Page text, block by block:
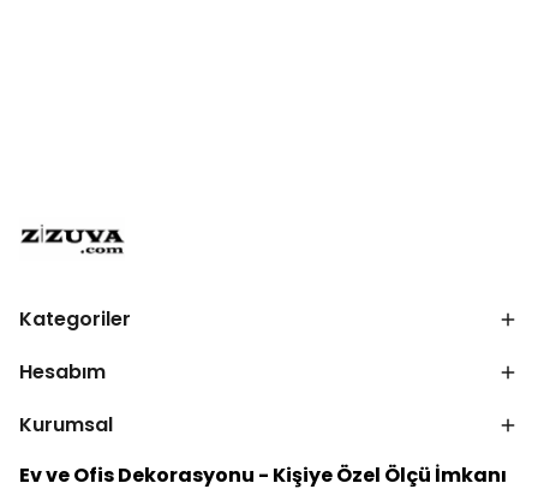
Kategoriler
Hesabım
Kurumsal
Ev ve Ofis Dekorasyonu - Kişiye Özel Ölçü İmkanı